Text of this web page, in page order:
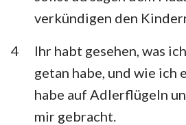
Micha
Habakuk
Haggai
Maleachi
verkündigen den
4
Ihr habt gesehen, was
getan habe, und wie ich
habe auf Adlerflügeln
mir gebracht.